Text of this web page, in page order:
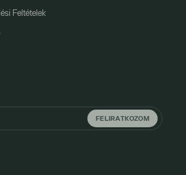
Feltételek
FELIRATKOZOM